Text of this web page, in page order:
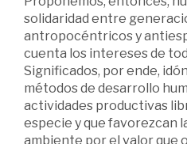
solidaridad entre
antropocéntricos y
cuenta los intereses de
Significados, por ende,
métodos de desarrollo
actividades productivas
especie y que favorezcan
ambiente por el valor que